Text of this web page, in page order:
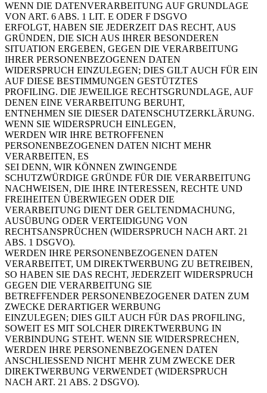
WENN DIE DATENVERARBEITUNG AUF GRUNDLAGE
VON ART. 6 ABS. 1 LIT. E ODER F DSGVO
ERFOLGT, HABEN SIE JEDERZEIT DAS RECHT, AUS
GRÜNDEN, DIE SICH AUS IHRER BESONDEREN
SITUATION ERGEBEN, GEGEN DIE VERARBEITUNG
IHRER PERSONENBEZOGENEN DATEN
WIDERSPRUCH EINZULEGEN; DIES GILT AUCH FÜR EIN
AUF DIESE BESTIMMUNGEN GESTÜTZTES
PROFILING. DIE JEWEILIGE RECHTSGRUNDLAGE, AUF
DENEN EINE VERARBEITUNG BERUHT,
ENTNEHMEN SIE DIESER DATENSCHUTZERKLÄRUNG.
WENN SIE WIDERSPRUCH EINLEGEN,
WERDEN WIR IHRE BETROFFENEN
PERSONENBEZOGENEN DATEN NICHT MEHR
VERARBEITEN, ES
SEI DENN, WIR KÖNNEN ZWINGENDE
SCHUTZWÜRDIGE GRÜNDE FÜR DIE VERARBEITUNG
NACHWEISEN, DIE IHRE INTERESSEN, RECHTE UND
FREIHEITEN ÜBERWIEGEN ODER DIE
VERARBEITUNG DIENT DER GELTENDMACHUNG,
AUSÜBUNG ODER VERTEIDIGUNG VON
RECHTSANSPRÜCHEN (WIDERSPRUCH NACH ART. 21
ABS. 1 DSGVO).
WERDEN IHRE PERSONENBEZOGENEN DATEN
VERARBEITET, UM DIREKTWERBUNG ZU BETREIBEN,
SO HABEN SIE DAS RECHT, JEDERZEIT WIDERSPRUCH
GEGEN DIE VERARBEITUNG SIE
BETREFFENDER PERSONENBEZOGENER DATEN ZUM
ZWECKE DERARTIGER WERBUNG
EINZULEGEN; DIES GILT AUCH FÜR DAS PROFILING,
SOWEIT ES MIT SOLCHER DIREKTWERBUNG IN
VERBINDUNG STEHT. WENN SIE WIDERSPRECHEN,
WERDEN IHRE PERSONENBEZOGENEN DATEN
ANSCHLIESSEND NICHT MEHR ZUM ZWECKE DER
DIREKTWERBUNG VERWENDET (WIDERSPRUCH
NACH ART. 21 ABS. 2 DSGVO).